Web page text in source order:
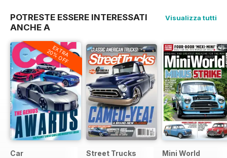
POTRESTE ESSERE INTERESSATI
ANCHE A
Visualizza tutti
EXTRA
20% OFF
Car Street Trucks Mini World